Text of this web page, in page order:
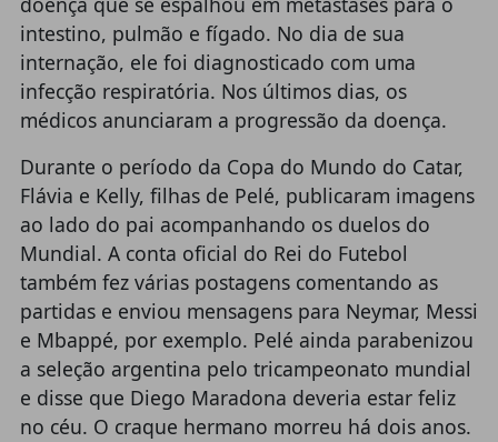
intestino, pulmão e fígado. No dia de sua
internação, ele foi diagnosticado com uma
infecção respiratória. Nos últimos dias, os
médicos anunciaram a progressão da doença.
Durante o período da Copa do Mundo do Catar,
Flávia e Kelly, filhas de Pelé, publicaram imagens
ao lado do pai acompanhando os duelos do
Mundial. A conta oficial do Rei do Futebol
também fez várias postagens comentando as
partidas e enviou mensagens para Neymar, Messi
e Mbappé, por exemplo. Pelé ainda parabenizou
a seleção argentina pelo tricampeonato mundial
e disse que Diego Maradona deveria estar feliz
no céu. O craque hermano morreu há dois anos.